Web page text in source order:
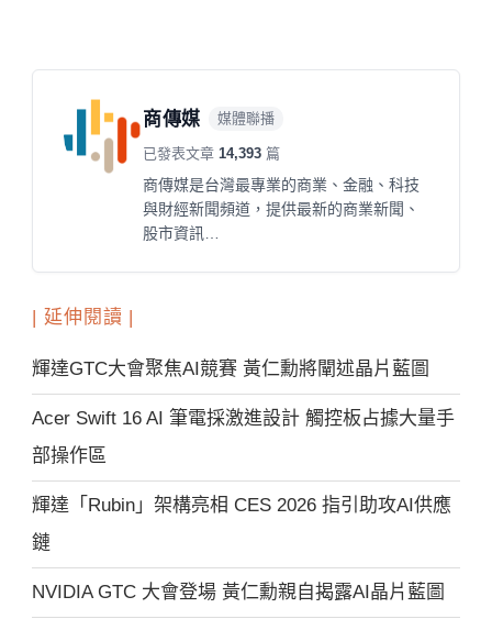
商傳媒 媒體聯播
已發表文章 14,393 篇
商傳媒是台灣最專業的商業、金融、科技
與財經新聞頻道，提供最新的商業新聞、
股市資訊…
| 延伸閱讀 |
輝達GTC大會聚焦AI競賽 黃仁勳將闡述晶片藍圖
Acer Swift 16 AI 筆電採激進設計 觸控板占據大量手
部操作區
輝達「Rubin」架構亮相 CES 2026 指引助攻AI供應
鏈
NVIDIA GTC 大會登場 黃仁勳親自揭露AI晶片藍圖